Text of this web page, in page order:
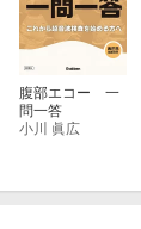
腹部エコー 一
問一答
小川 眞広